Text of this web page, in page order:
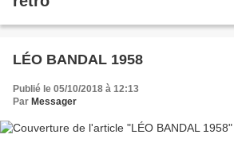
LÉO BANDAL 1958
Publié le 05/10/2018 à 12:13
Par Messager